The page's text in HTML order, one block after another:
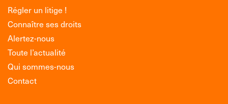
Régler un litige !
Connaître ses droits
Alertez-nous
Toute l’actualité
Qui sommes-nous
Contact